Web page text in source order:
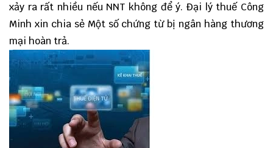
xảy ra rất nhiều nếu NNT không để ý. Đại lý thuế Công
Minh xin chia sẻ Một số chứng từ bị ngân hàng thương
mại hoàn trả.